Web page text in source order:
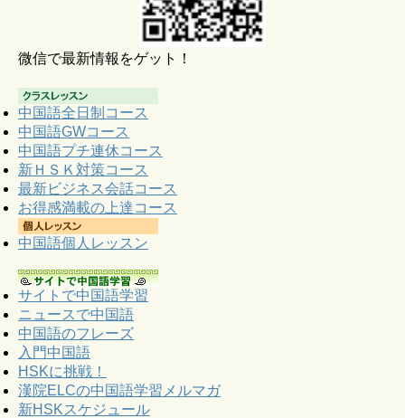
微信で最新情報をゲット！
中国語全日制コース
中国語GWコース
中国語プチ連休コース
新ＨＳＫ対策コース
最新ビジネス会話コース
お得感満載の上達コース
中国語個人レッスン
サイトで中国語学習
ニュースで中国語
中国語のフレーズ
入門中国語
HSKに挑戦！
漢院ELCの中国語学習メルマガ
新HSKスケジュール